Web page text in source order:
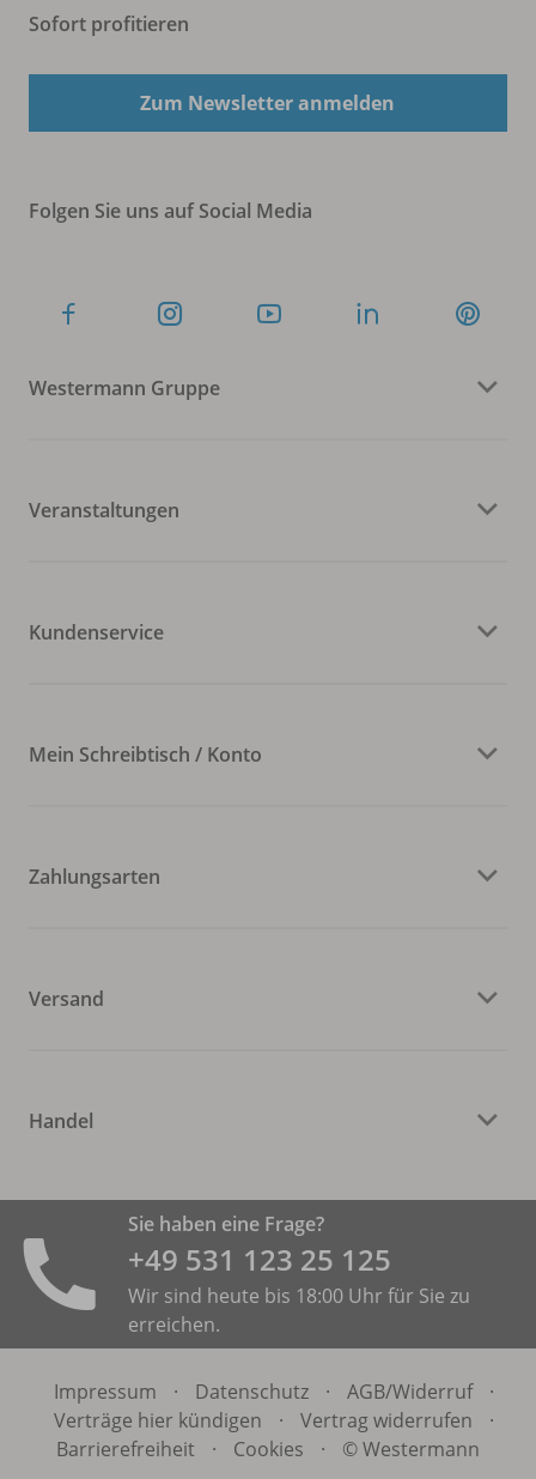
Sofort profitieren
Zum Newsletter anmelden
Folgen Sie uns auf Social Media
Westermann Gruppe
Veranstaltungen
Kundenservice
Mein Schreibtisch / Konto
Zahlungsarten
Versand
Handel
Sie haben eine Frage?
+49 531 ­123 25 125
Wir sind heute bis 18:00 Uhr für Sie zu
erreichen.
Impressum · Datenschutz · AGB/Widerruf
·
Verträge hier kündigen
· Vertrag widerrufen
·
Barrierefreiheit
· Cookies · © Westermann